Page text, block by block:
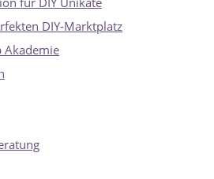
DIY-Marktplatz
Akademie